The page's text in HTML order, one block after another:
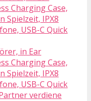
in Ear
Charging Case,
Spielzeit, IPX8
USB-C Quick
verdiene